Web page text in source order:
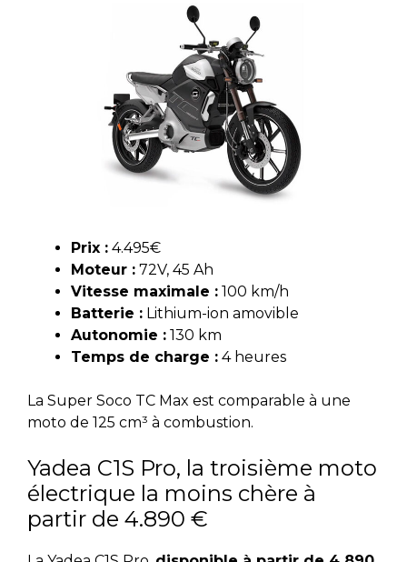
Prix : 4.495€
Moteur : 72V, 45 Ah
Vitesse maximale : 100 km/h
Batterie : Lithium-ion amovible
Autonomie : 130 km
Temps de charge : 4 heures
La Super Soco TC Max est comparable à une
moto de 125 cm³ à combustion.
Yadea C1S Pro, la troisième moto
électrique la moins chère à
partir de 4.890 €